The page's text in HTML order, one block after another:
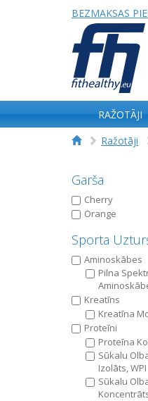
BEZMAKSAS
RAŽOTĀJI
Ražotāji
Garša
Cherry
Orange
Sporta
Aminoskābes
Pilna
Kreatīns
Kreatīna
Proteīni
Proteīna
Sūkalu
Izolāts, WPI
Sūkalu